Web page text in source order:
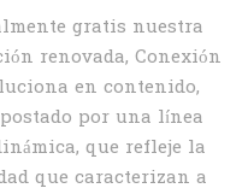
gratis nuestra
renovada, Conexión
en contenido,
por una línea
que refleje la
que caracterizan a